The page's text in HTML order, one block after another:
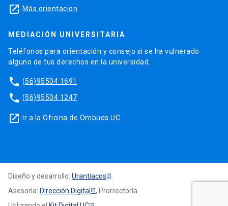
launch Más orientación
MEDIACIÓN UNIVERSITARIA
Teléfonos para orientación y consejo si se ha vulnerado
alguno de tus derechos en la universidad.
phone (56)95504 1691
phone (56)95504 1247
launch Ir a la Oficina de Ombuds UC
Diseño y desarrollo: Urantiacos
Asesoría: Dirección Digital
, Prorrectoría